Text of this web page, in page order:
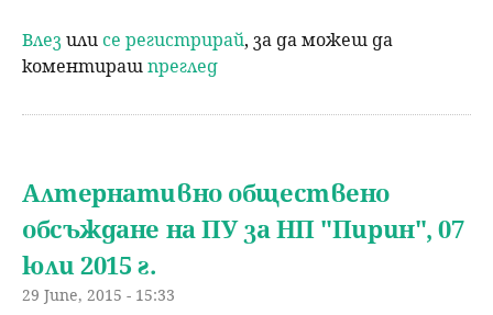
Влезили се регистрирай, за да можеш да
коментирашпреглед
Алтернативно обществено
обсъждане на ПУ за НП "Пирин", 07
юли 2015 г.
29 June, 2015 - 15:33